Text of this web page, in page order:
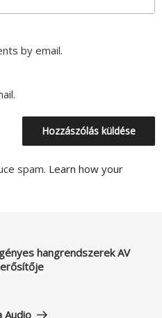
by email.
spam. Learn how your
hangrendszerek AV
Audio